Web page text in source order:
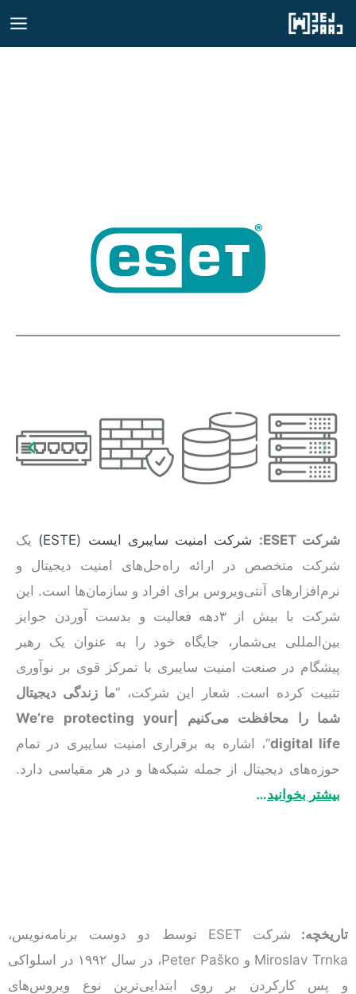
پرش
شرکتESET
: شرکت امنیت سایبری ایست (ESTE)
یک
شرکت متخصص در ارائه راه‌حل‌های امنیت دیجیتال و
نرم‌افزارهای آنتی‌ویروس برای افراد و سازمان‌ها است. این
شرکت با بیش از ۳‌دهه فعالیت و بدست آوردن جوایز
بین‌المللی بی‌شمار، جایگاه خود را به عنوان یک رهبر
پیشگام در صنعت امنیت سایبری با تمرکز قوی بر نوآوری
تثبیت کرده است. شعار این شرکت، “ما زندگی دیجیتال
شما را محافظت می‌کنیم | We’re protecting your
digital life“، اشاره به برقراری امنیت سایبری در تمام
حوزه‌های دیجیتال از جمله شبکه‌ها و در هر مقیاسی دارد.
بیشتر بخوانید…
تاریخچه:
شرکت ESET توسط دو دوست برنامه‌نویس،
Miroslav Trnka و Peter Paško، در سال ۱۹۹۲ در اسلواکی
و پس کارکردن بر روی ابتدایی‌ترین نوع ویروس‌های